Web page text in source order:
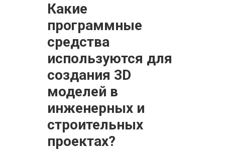
Какие
программные
средства
используются для
создания 3D
моделей в
инженерных и
строительных
проектах?